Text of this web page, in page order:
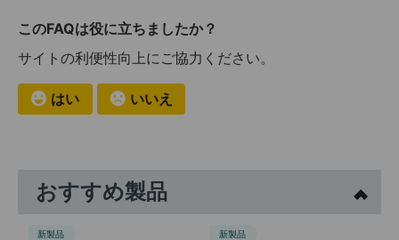
このFAQは役に立ちましたか？
サイトの利便性向上にご協力ください。
はい いいえ
おすすめ製品
新製品 新製品